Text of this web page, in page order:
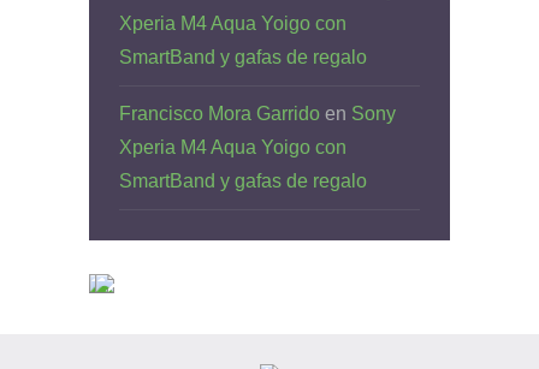
Xperia M4 Aqua Yoigo con
SmartBand y gafas de regalo
Francisco Mora Garrido en Sony
Xperia M4 Aqua Yoigo con
SmartBand y gafas de regalo